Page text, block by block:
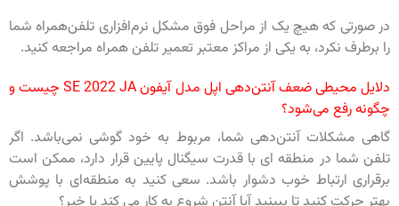
در صورتی که هیچ یک از مراحل فوق مشکل نرم‌افزاری تلفن‌همراه شما
را برطرف نکرد، به یکی از مراکز معتبر تعمیر تلفن همراه مراجعه کنید.
دلایل محیطی ضعف آنتن‌دهی اپل مدل آیفون SE 2022 JA چیست و
چگونه رفع می‌شود؟
گاهی مشکلات آنتن‌دهی شما، مربوط به خود گوشی نمی‌باشد. اگر
تلفن شما در منطقه ای با قدرت سیگنال پایین قرار دارد، ممکن است
برقراری ارتباط خوب دشوار باشد. سعی کنید به منطقه‌ای با پوشش